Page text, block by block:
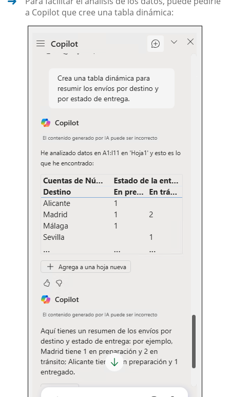
a Copilot que cree una tabla dinámica: